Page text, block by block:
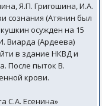
Я.П. Григошина, И.А.
сознания (Атянин был
осужден на 15
Виарда (Ардеева)
в здание НКВД и
После пыток В.
крови.
С.А. Есенина»